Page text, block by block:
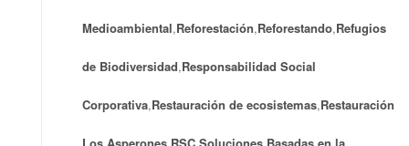
Medioambiental,Reforestación,Reforestando,Refugios
de Biodiversidad,Responsabilidad Social
Corporativa,Restauración de ecosistemas,Restauración